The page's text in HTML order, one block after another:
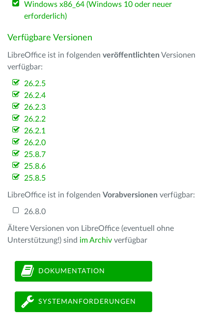
Windows x86_64 (Windows 10 oder neuer
erforderlich)
Verfügbare Versionen
LibreOffice ist in folgenden veröffentlichten Versionen
verfügbar:
26.2.5
26.2.4
26.2.3
26.2.2
26.2.1
26.2.0
25.8.7
25.8.6
25.8.5
LibreOffice ist in folgenden Vorabversionen verfügbar:
26.8.0
Ältere Versionen von LibreOffice (eventuell ohne
Unterstützung!) sind im Archiv verfügbar
DOKUMENTATION
SYSTEMANFORDERUNGEN